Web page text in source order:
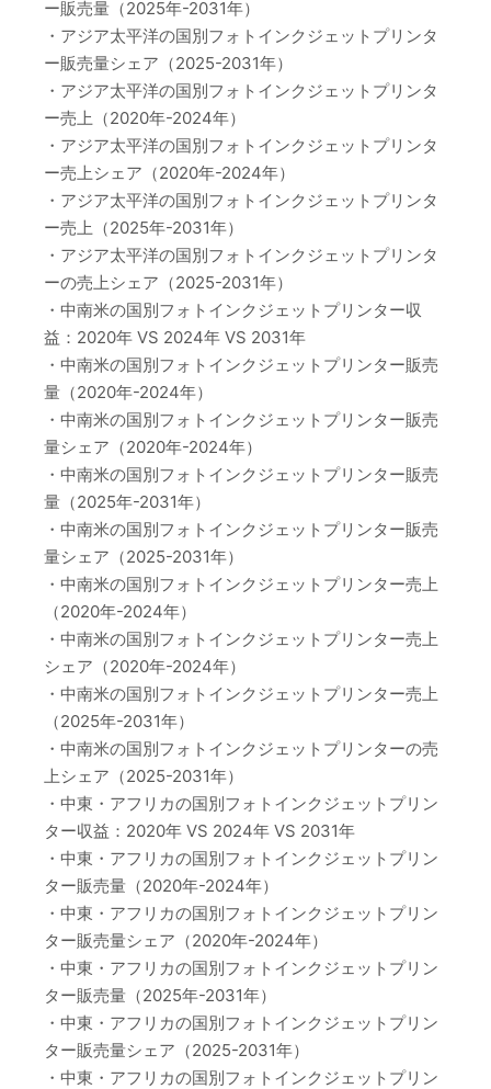
ー販売量（2025年-2031年）
・アジア太平洋の国別フォトインクジェットプリンタ
ー販売量シェア（2025-2031年）
・アジア太平洋の国別フォトインクジェットプリンタ
ー売上（2020年-2024年）
・アジア太平洋の国別フォトインクジェットプリンタ
ー売上シェア（2020年-2024年）
・アジア太平洋の国別フォトインクジェットプリンタ
ー売上（2025年-2031年）
・アジア太平洋の国別フォトインクジェットプリンタ
ーの売上シェア（2025-2031年）
・中南米の国別フォトインクジェットプリンター収
益：2020年 VS 2024年 VS 2031年
・中南米の国別フォトインクジェットプリンター販売
量（2020年-2024年）
・中南米の国別フォトインクジェットプリンター販売
量シェア（2020年-2024年）
・中南米の国別フォトインクジェットプリンター販売
量（2025年-2031年）
・中南米の国別フォトインクジェットプリンター販売
量シェア（2025-2031年）
・中南米の国別フォトインクジェットプリンター売上
（2020年-2024年）
・中南米の国別フォトインクジェットプリンター売上
シェア（2020年-2024年）
・中南米の国別フォトインクジェットプリンター売上
（2025年-2031年）
・中南米の国別フォトインクジェットプリンターの売
上シェア（2025-2031年）
・中東・アフリカの国別フォトインクジェットプリン
ター収益：2020年 VS 2024年 VS 2031年
・中東・アフリカの国別フォトインクジェットプリン
ター販売量（2020年-2024年）
・中東・アフリカの国別フォトインクジェットプリン
ター販売量シェア（2020年-2024年）
・中東・アフリカの国別フォトインクジェットプリン
ター販売量（2025年-2031年）
・中東・アフリカの国別フォトインクジェットプリン
ター販売量シェア（2025-2031年）
・中東・アフリカの国別フォトインクジェットプリン